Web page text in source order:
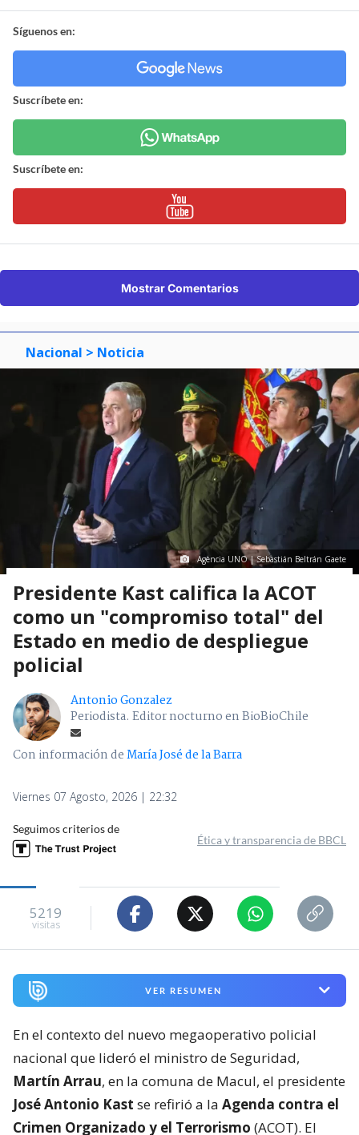
Síguenos en:
Suscríbete en:
Suscríbete en:
Mostrar Comentarios
Nacional > Noticia
Agencia UNO | Sebastián Beltrán Gaete
Presidente Kast califica la ACOT
como un "compromiso total" del
Estado en medio de despliegue
policial
Antonio Gonzalez
Periodista. Editor nocturno en BioBioChile
Con información deMaría José de la Barra
Viernes 07 Agosto, 2026 | 22:32
Seguimos criterios de
Ética y transparencia de BBCL
5219
visitas
VER RESUMEN
En el contexto del nuevo megaoperativo policial
nacional que lideró el ministro de Seguridad,
Martín Arrau, en la comuna de Macul, el presidente
José Antonio Kast se refirió a la Agenda contra el
Crimen Organizado y el Terrorismo (ACOT). El